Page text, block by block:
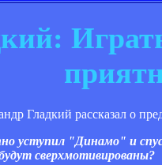
Гладкий рассказал о
уступил "Динамо" и
сверхмотивированы?